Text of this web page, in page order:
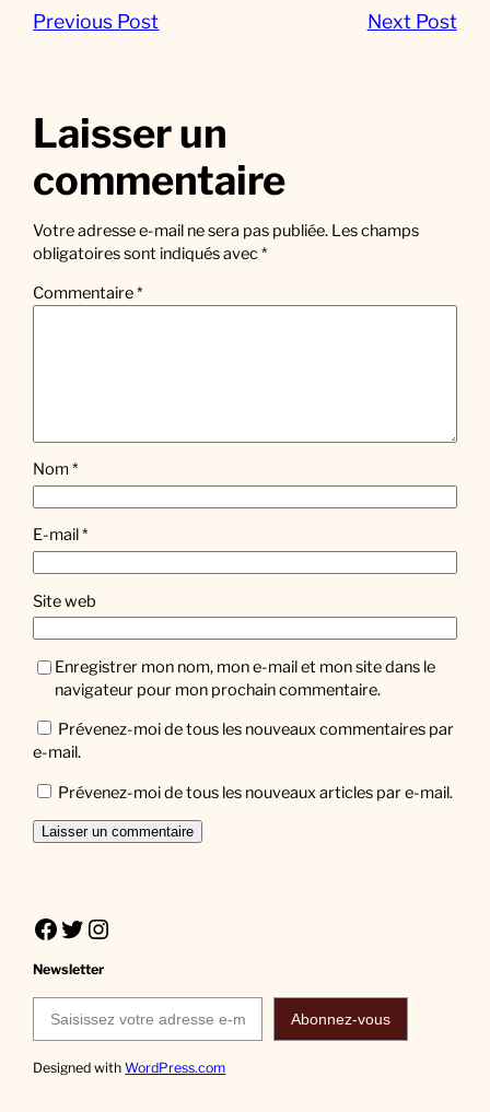
Previous Post Next Post
Laisser un
commentaire
Votre adresse e-mail ne sera pas publiée. Les champs
obligatoires sont indiqués avec*
Commentaire*
Nom*
E-mail*
Site web
Enregistrer mon nom, mon e-mail et mon site dans le
navigateur pour mon prochain commentaire.
Prévenez-moi de tous les nouveaux commentaires par
e-mail.
Prévenez-moi de tous les nouveaux articles par e-mail.
Facebook Twitter Instagram
Newsletter
Saisissez votre adresse e-mail…
Abonnez-vous
Designed withWordPress.com